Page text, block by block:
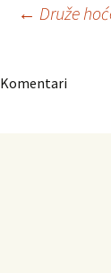
← Druže
Komentari